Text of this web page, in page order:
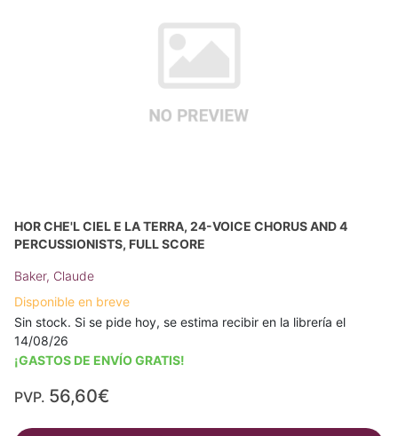
HOR CHE'L CIEL E LA TERRA, 24-VOICE CHORUS AND 4
PERCUSSIONISTS, FULL SCORE
Baker, Claude
Disponible en breve
Sin stock. Si se pide hoy, se estima recibir en la librería el
14/08/26
¡GASTOS DE ENVÍO GRATIS!
PVP. 56,60€